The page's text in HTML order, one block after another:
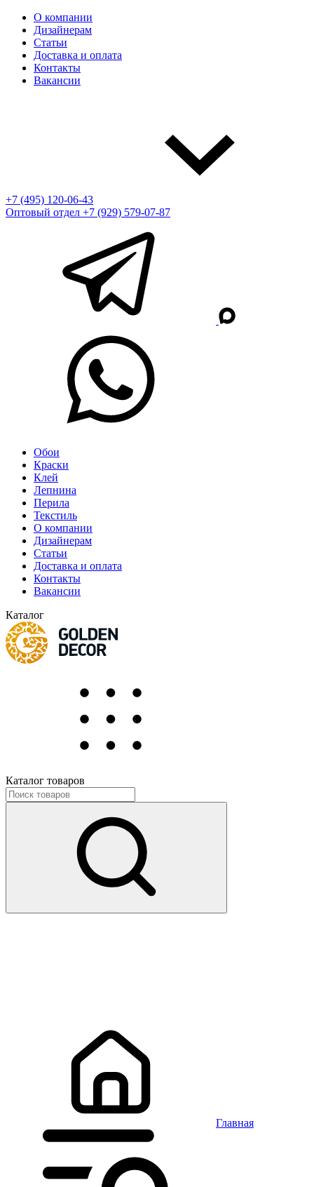
О компании
Дизайнерам
Статьи
Доставка и оплата
Контакты
Вакансии
+7 (495) 120-06-43
Оптовый отдел +7 (929) 579-07-87
Обои
Краски
Клей
Лепнина
Перила
Текстиль
О компании
Дизайнерам
Статьи
Доставка и оплата
Контакты
Вакансии
Каталог
Каталог товаров
Главная